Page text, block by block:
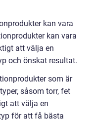
kan vara
kan vara
att välja en
och önskat resultat.
som är
såsom torr, fet
att välja en
för att få bästa